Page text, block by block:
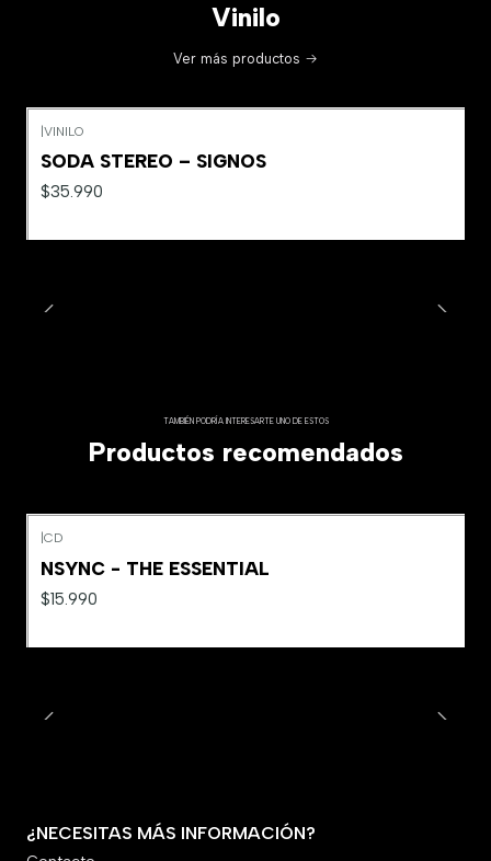
Vinilo
Ver más productos
VINILO
SODA STEREO – SIGNOS
$35.990
TAMBIÉN PODRÍA INTERESARTE UNO DE ESTOS
Productos recomendados
CD
NSYNC - THE ESSENTIAL
$15.990
¿NECESITAS MÁS INFORMACIÓN?